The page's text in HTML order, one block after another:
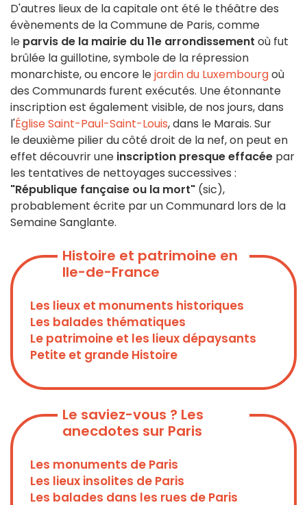
D'autres lieux de la capitale ont été le théâtre des
évènements de la Commune de Paris, comme
le parvis de la mairie du 11e arrondissement où fut
brûlée la guillotine, symbole de la répression
monarchiste, ou encore lejardin du Luxembourgoù
des Communards furent exécutés. Une étonnante
inscription est également visible, de nos jours, dans
l'Église Saint-Paul-Saint-Louis, dans le Marais. Sur
le deuxième pilier du côté droit de la nef, on peut en
effet découvrir une inscription presque effacée par
les tentatives de nettoyages successives :
"République fançaise ou la mort" (sic),
probablement écrite par un Communard lors de la
Semaine Sanglante.
Histoire et patrimoine en
Ile-de-France
Les lieux et monuments historiques
Les balades thématiques
Le patrimoine et les lieux dépaysants
Petite et grande Histoire
Le saviez-vous ? Les
anecdotes sur Paris
Les monuments de Paris
Les lieux insolites de Paris
Les balades dans les rues de Paris